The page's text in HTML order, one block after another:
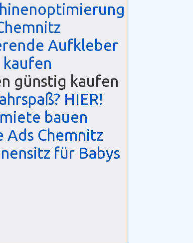
Aufkleber
kaufen
günstig kaufen
HIER!
bauen
Ads Chemnitz
für Babys